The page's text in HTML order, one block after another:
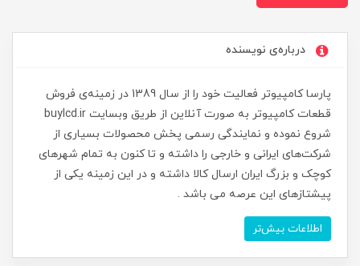
درباره‌ی نویسنده
پارسا کامپیوتر فعالیت خود را از سال 1389 در زمینه‌ی فروش
قطعات کامپیوتر به صورت آنلاین از طریق وبسایت buylcd.ir
شروع نموده و نمایندگی رسمی پخش محصولات بسیاری از
شرکت‌های ایرانی و خارجی را داشته و تا کنون به تمام شهرهای
کوچک و بزرگ ایران ارسال کالا داشته و در این زمینه یکی از
پیشتازهای این عرصه می باشد .
اطلاعات بیش‌تر